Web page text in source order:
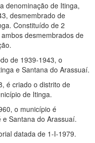
denominação de Itinga,
desmembrado de
Constituído de 2
desmembrados de
de 1939-1943, o
e Santana do Arassuaí.
é criado o distrito de
de Itinga.
o município é
Santana do Arassuaí.
datada de 1-I-1979.